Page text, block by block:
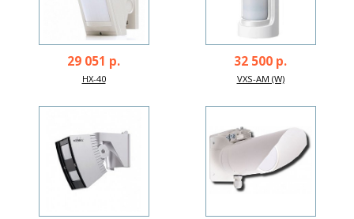
29 051 р.
HX-40
32 500 р.
VXS-AM (W)